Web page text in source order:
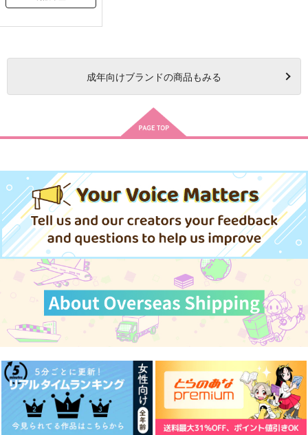
成年向けブランドの商品もみる